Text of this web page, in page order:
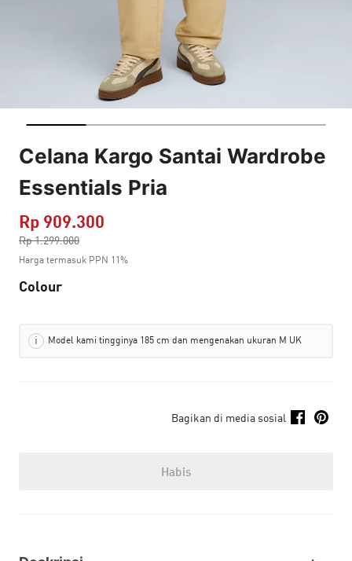
Celana Kargo Santai Wardrobe
Essentials Pria
Rp 909.300
Rp 1.299.000
ke
Harga termasuk PPN 11%
Colour
Model kami tingginya 185 cm dan mengenakan ukuran M UK
Bagikan di media sosial
Habis